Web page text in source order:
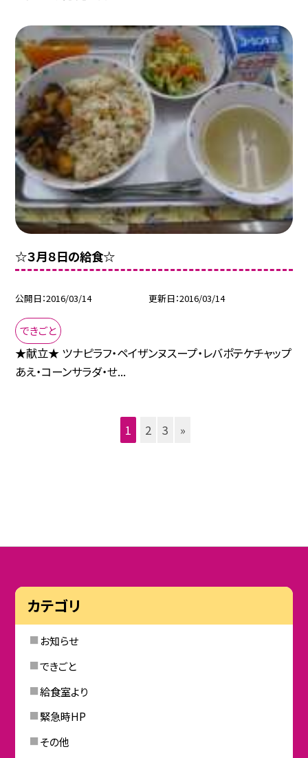
☆３月８日の給食☆
公開日 2016/03/14 更新日 2016/03/14
できごと
★献立★ ツナピラフ・ペイザンヌスープ・レバポテケチャップ
あえ・コーンサラダ・せ...
1 2 3 »
カテゴリ
お知らせ
できごと
給食室より
緊急時HP
その他